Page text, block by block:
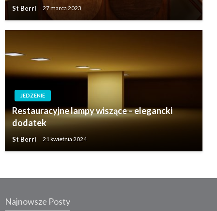
St Berri 27 marca 2023
JEDZENIE
Restauracyjne lampy wiszące – elegancki
dodatek
St Berri 21 kwietnia 2024
Najnowsze Posty